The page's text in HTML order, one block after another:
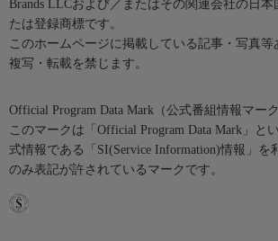
Brands LLCおよび／またはその関連会社の日本
たは登録商標です。
このホームページに掲載している記事・写真
複写・転載を禁じます。
Official Program Data Mark（公式番組情報マーク
このマークは「Official Program Data Mark」と
式情報である「SI(Service Information)情報」を
のみ表記が許されているマークです。